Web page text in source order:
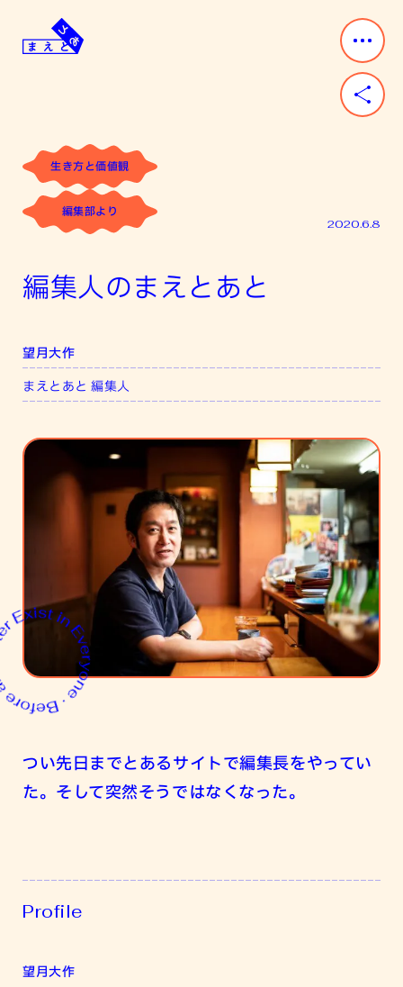
content
と
と
「後」
が
あ
生き方と価値観
編集部より
2020.6.8
編集人のまえとあと
望月大作
まえとあと 編集人
つい先日までとあるサイトで編集長をやってい
た。そして突然そうではなくなった。
Profile
望月大作